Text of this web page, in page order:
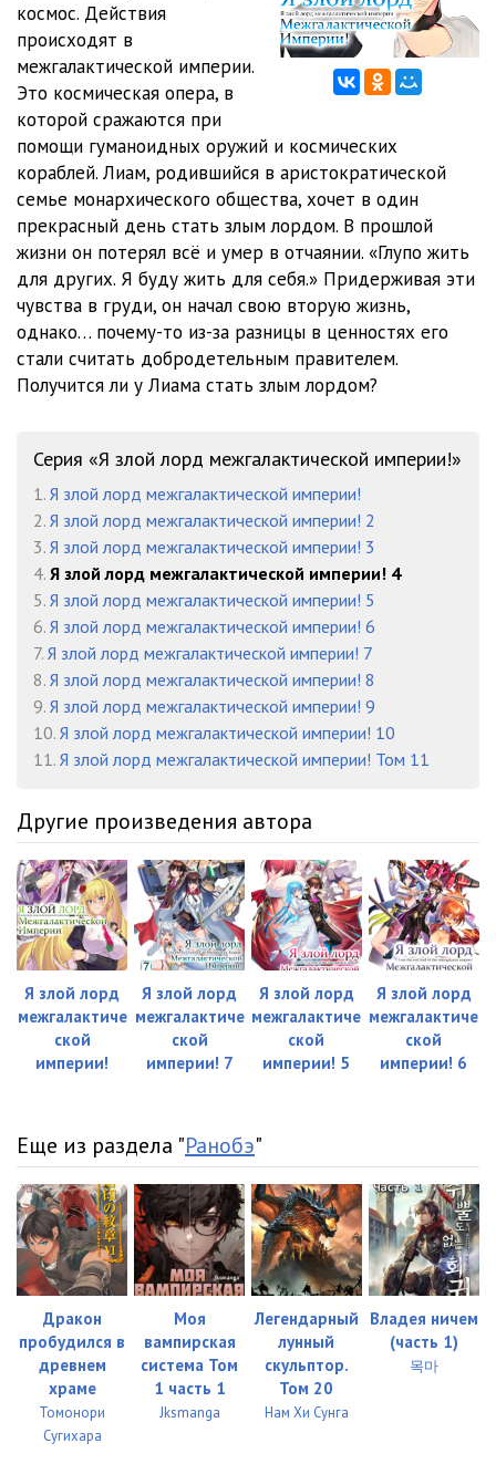
Глава 62 ЯЗЛМИ 18:56
Глава 63 ЯЗЛМИ 15:05
Глава 64 ЯЗЛМИ
Глава 65 ЯЗЛМИ
Глава 66 ЯЗЛМИ
Глава 67 ЯЗЛМИ 18:57
Глава 68 ЯЗЛМИ 18:00
Глава 69 ЯЗЛМИ 23:25
космос. Действия
происходят в
межгалактической империи.
Это космическая опера, в
которой сражаются при
помощи гуманоидных оружий и космических
кораблей. Лиам, родившийся в аристократической
семье монархического общества, хочет в один
прекрасный день стать злым лордом. В прошлой
жизни он потерял всё и умер в отчаянии. «Глупо жить
для других. Я буду жить для себя.» Придерживая эти
чувства в груди, он начал свою вторую жизнь,
однако… почему-то из-за разницы в ценностях его
стали считать добродетельным правителем.
Получится ли у Лиама стать злым лордом?
Серия «Я злой лорд межгалактической империи!»
1. Я злой лорд межгалактической империи!
2. Я злой лорд межгалактической империи! 2
3. Я злой лорд межгалактической империи! 3
4. Я злой лорд межгалактической империи! 4
5. Я злой лорд межгалактической империи! 5
6. Я злой лорд межгалактической империи! 6
7. Я злой лорд межгалактической империи! 7
8. Я злой лорд межгалактической империи! 8
9. Я злой лорд межгалактической империи! 9
10. Я злой лорд межгалактической империи! 10
11. Я злой лорд межгалактической империи! Том 11
Другие произведения автора
Я злой лорд
межгалактиче
ской
империи!
Я злой лорд
межгалактиче
ской
империи! 7
Я злой лорд
межгалактиче
ской
империи! 5
Я злой лорд
межгалактиче
ской
империи! 6
Еще из раздела "Ранобэ"
Дракон
пробудился в
древнем
храме
Томонори
Сугихара
Моя
вампирская
система Том
1 часть 1
Jksmanga
Легендарный
лунный
скульптор.
Том 20
Нам Хи Сунга
Владея ничем
(часть 1)
목마